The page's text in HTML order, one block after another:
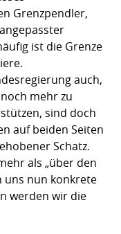
Grenzpendler,
ist die Grenze
auch,
mehr zu
sind doch
auf beiden Seiten
Schatz.
als „über den
uns nun konkrete
werden wir die